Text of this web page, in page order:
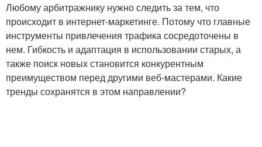
Любому арбитражнику нужно следить за тем, что
происходит в интернет-маркетинге. Потому что главные
инструменты привлечения трафика сосредоточены в
нем. Гибкость и адаптация в использовании старых, а
также поиск новых становится конкурентным
преимуществом перед другими веб-мастерами. Какие
тренды сохранятся в этом направлении?